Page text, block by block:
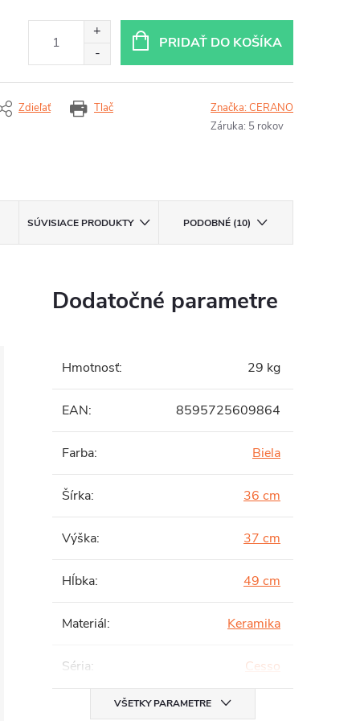
PRIDAŤ DO KOŠÍKA
Tlač
Zdieľať Značka:CERANO
Záruka: 5 rokov
SÚVISIACE PRODUKTY PODOBNÉ (10)
Dodatočné parametre
Hmotnosť: 29 kg
EAN: 8595725609864
Farba: Biela
Šírka: 36 cm
Výška: 37 cm
Hĺbka: 49 cm
Materiál: Keramika
Séria: Cesso
VŠETKY PARAMETRE